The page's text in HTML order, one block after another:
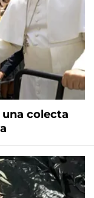
una colecta